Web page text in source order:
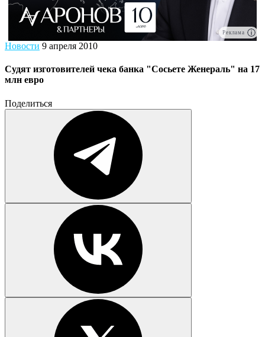
Реклама
Новости 9 апреля 2010
Судят изготовителей чека банка "Сосьете Женераль" на 17
млн евро
Поделиться